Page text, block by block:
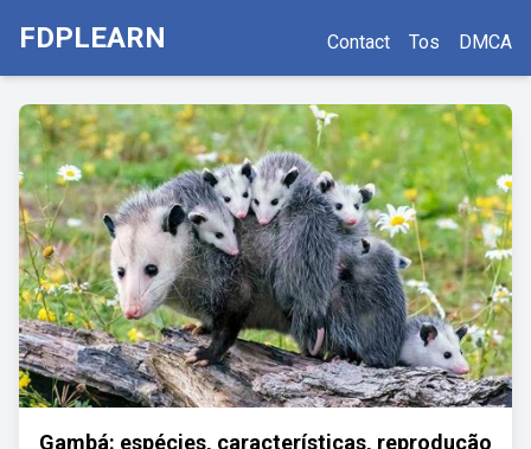
FDPLEARN Contact Tos DMCA
Gambá: espécies, características, reprodução